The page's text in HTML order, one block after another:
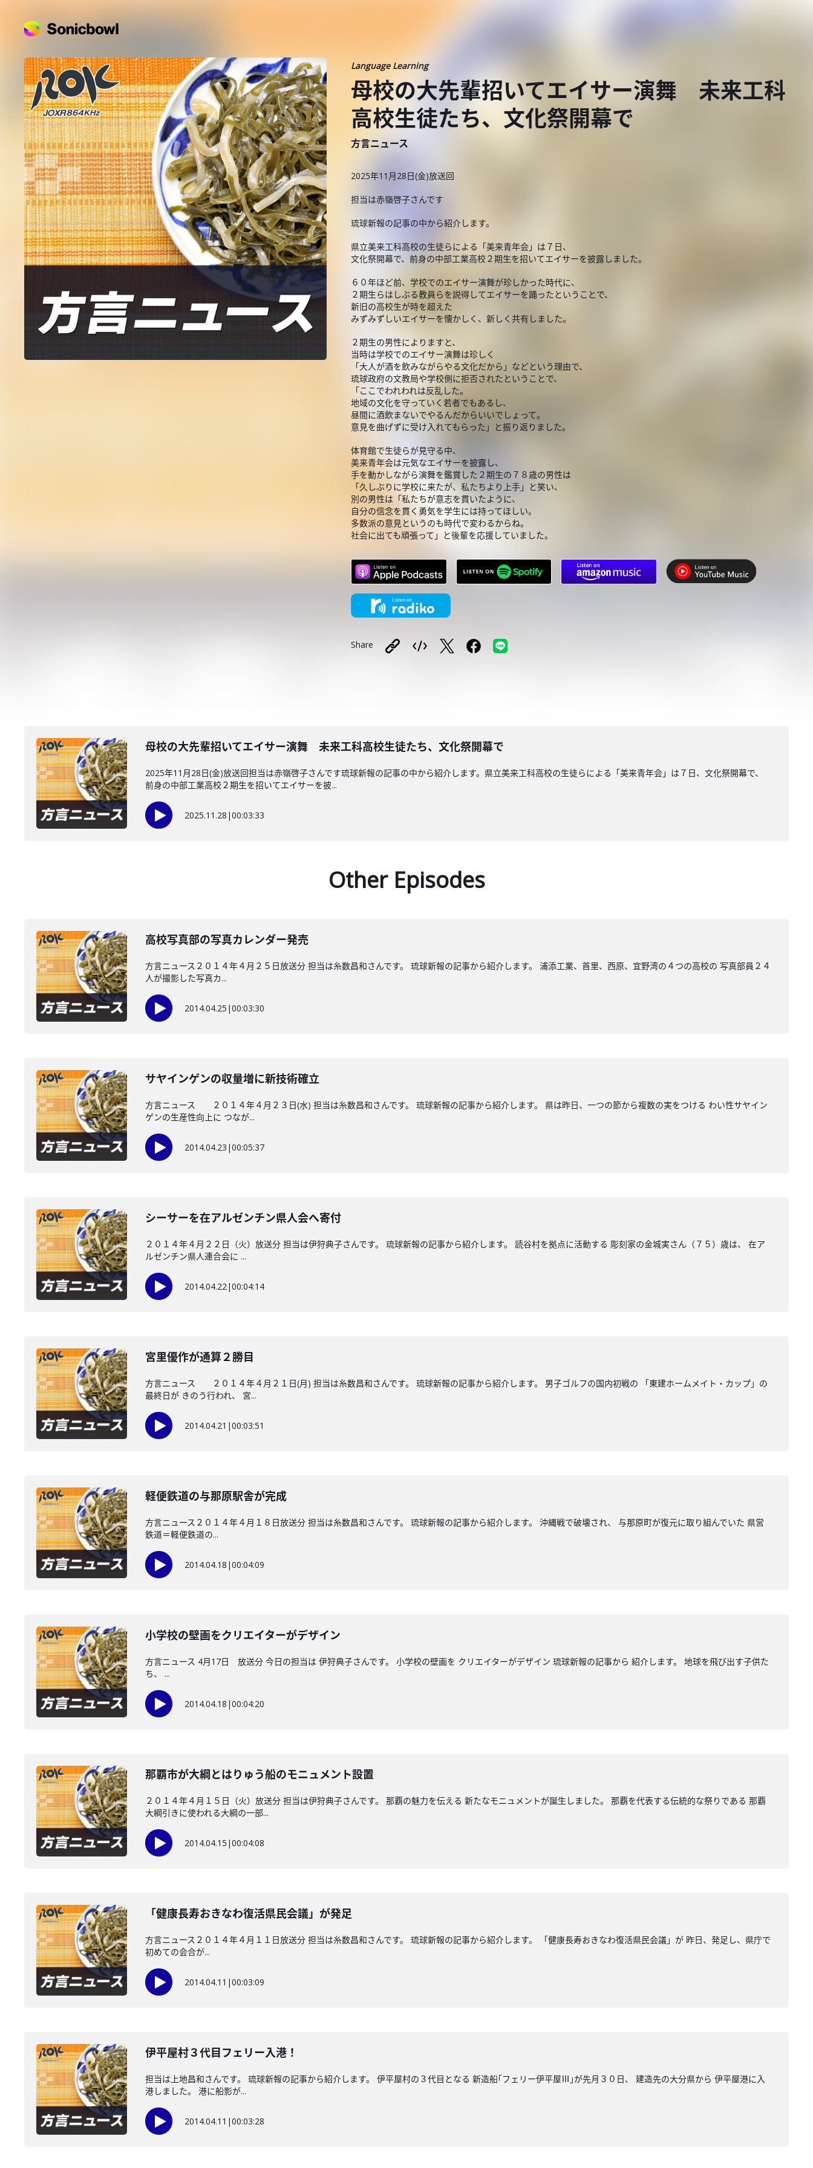
Language Learning
母校の大先輩招いてエイサー演舞 未来工科
高校生徒たち、文化祭開幕で
方言ニュース
2025年11月28日(金)放送回
担当は赤嶺啓子さんです
琉球新報の記事の中から紹介します。
県立美来工科高校の生徒らによる「美来青年会」は７日、
文化祭開幕で、前身の中部工業高校２期生を招いてエイサーを披露しました。
６０年ほど前、学校でのエイサー演舞が珍しかった時代に、
２期生らはしぶる教員らを説得してエイサーを踊ったということで、
新旧の高校生が時を超えた
みずみずしいエイサーを懐かしく、新しく共有しました。
２期生の男性によりますと、
当時は学校でのエイサー演舞は珍しく
「大人が酒を飲みながらやる文化だから」などという理由で、
琉球政府の文教局や学校側に拒否されたということで、
「ここでわれわれは反乱した。
地域の文化を守っていく若者でもあるし、
昼間に酒飲まないでやるんだからいいでしょって。
意見を曲げずに受け入れてもらった」と振り返りました。
体育館で生徒らが見守る中、
美来青年会は元気なエイサーを披露し、
手を動かしながら演舞を鑑賞した２期生の７８歳の男性は
「久しぶりに学校に来たが、私たちより上手」と笑い、
別の男性は「私たちが意志を貫いたように、
自分の信念を貫く勇気を学生には持ってほしい。
多数派の意見というのも時代で変わるからね。
社会に出ても頑張って」と後輩を応援していました。
Share
母校の大先輩招いてエイサー演舞 未来工科高校生徒たち、文化祭開幕で
2025年11月28日(金)放送回担当は赤嶺啓子さんです琉球新報の記事の中から紹介します。県立美来工科高校の生徒らによる「美来青年会」は７日、文化祭開幕で、
前身の中部工業高校２期生を招いてエイサーを披...
2025.11.28 |00:03:33
Other Episodes
高校写真部の写真カレンダー発売
方言ニュース２０１４年４月２５日放送分 担当は糸数昌和さんです。 琉球新報の記事から紹介します。 浦添工業、首里、西原、宜野湾の４つの高校の 写真部員２４
人が撮影した写真カ...
2014.04.25 |00:03:30
サヤインゲンの収量増に新技術確立
方言ニュース ２０１４年４月２３日(水) 担当は糸数昌和さんです。 琉球新報の記事から紹介します。 県は昨日、一つの節から複数の実をつける わい性サヤイン
ゲンの生産性向上に つなが...
2014.04.23 |00:05:37
シーサーを在アルゼンチン県人会へ寄付
２０１４年４月２２日（火）放送分 担当は伊狩典子さんです。 琉球新報の記事から紹介します。 読谷村を拠点に活動する 彫刻家の金城実さん（７５）歳は、 在ア
ルゼンチン県人連合会に ...
2014.04.22|00:04:14
宮里優作が通算２勝目
方言ニュース ２０１４年４月２１日(月) 担当は糸数昌和さんです。 琉球新報の記事から紹介します。 男子ゴルフの国内初戦の 「東建ホームメイト・カップ」の
最終日が きのう行われ、 宮...
2014.04.21 |00:03:51
軽便鉄道の与那原駅舎が完成
方言ニュース２０１４年４月１８日放送分 担当は糸数昌和さんです。 琉球新報の記事から紹介します。 沖縄戦で破壊され、 与那原町が復元に取り組んでいた 県営
鉄道＝軽便鉄道の...
2014.04.18 |00:04:09
小学校の壁画をクリエイターがデザイン
方言ニュース 4月17日 放送分 今日の担当は 伊狩典子さんです。 小学校の壁画を クリエイターがデザイン 琉球新報の記事から 紹介します。 地球を飛び出す子供た
ち、 ...
2014.04.18 |00:04:20
那覇市が大綱とはりゅう船のモニュメント設置
２０１４年４月１５日（火）放送分 担当は伊狩典子さんです。 那覇の魅力を伝える 新たなモニュメントが誕生しました。 那覇を代表する伝統的な祭りである 那覇
大綱引きに使われる大綱の一部...
2014.04.15 |00:04:08
「健康長寿おきなわ復活県民会議」が発足
方言ニュース２０１４年４月１１日放送分 担当は糸数昌和さんです。 琉球新報の記事から紹介します。 「健康長寿おきなわ復活県民会議」が 昨日、発足し、県庁で
初めての会合が...
2014.04.11 |00:03:09
伊平屋村３代目フェリー入港！
担当は上地昌和さんです。 琉球新報の記事から紹介します。 伊平屋村の３代目となる 新造船｢フェリー伊平屋Ⅲ｣が先月３０日、 建造先の大分県から 伊平屋港に入
港しました。 港に船影が...
2014.04.11 |00:03:28